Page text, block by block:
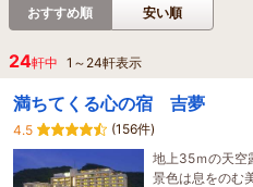
おすすめ順 安い順
24軒中 1 ～ 24軒表示
満ちてくる心の宿 吉夢
4.5
(156件)
地上35ｍの天空
景色は息をのむ